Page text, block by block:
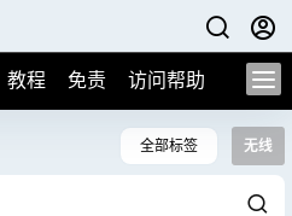
教程 免责 访问帮助
全部标签 无线